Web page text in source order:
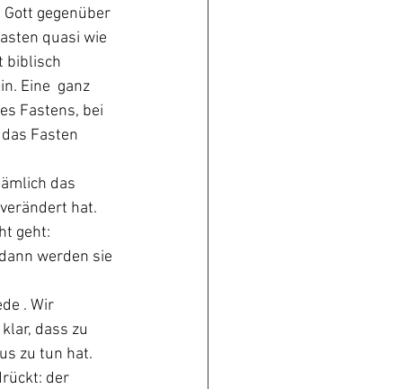
gegenüber
quasi wie
biblisch
Eine  ganz
Fastens, bei
Fasten
das
hat.
geht:
werden sie
. Wir
dass zu
zu tun hat.
der